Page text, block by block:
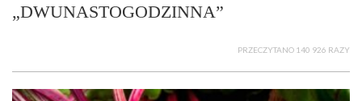
„DWUNASTOGODZINNA”
PRZECZYTANO 140 926 RAZY